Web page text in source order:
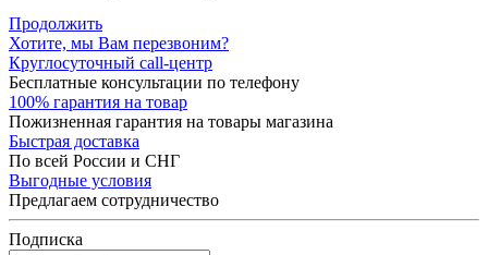
Продолжить
Хотите, мы Вам перезвоним?
Круглосуточный call-центр
Бесплатные консультации по телефону
100% гарантия на товар
Пожизненная гарантия на товары магазина
Быстрая доставка
По всей России и СНГ
Выгодные условия
Предлагаем сотрудничество
Подписка